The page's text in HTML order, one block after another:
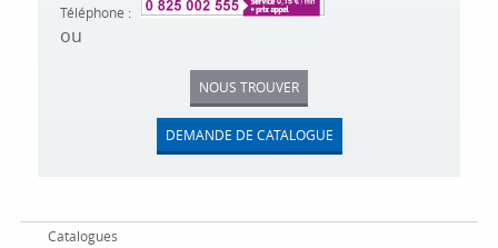
Téléphone :
ou
NOUS TROUVER
DEMANDE DE CATALOGUE
Catalogues